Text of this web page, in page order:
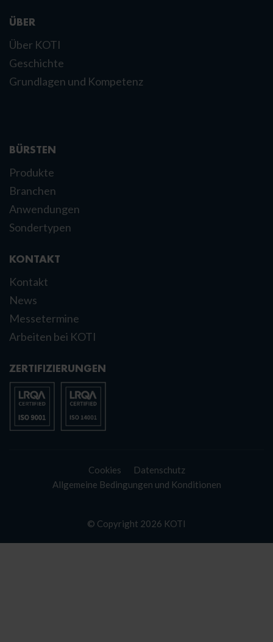
ÜBER
Über KOTI
Geschichte
Grundlagen und Kompetenz
BÜRSTEN
Produkte
Branchen
Anwendungen
Sondertypen
KONTAKT
Kontakt
News
Messetermine
Arbeiten bei KOTI
ZERTIFIZIERUNGEN
© Copyright 2026 KOTI
Cookies
Datenschutz
Allgemeine Bedingungen und Konditionen